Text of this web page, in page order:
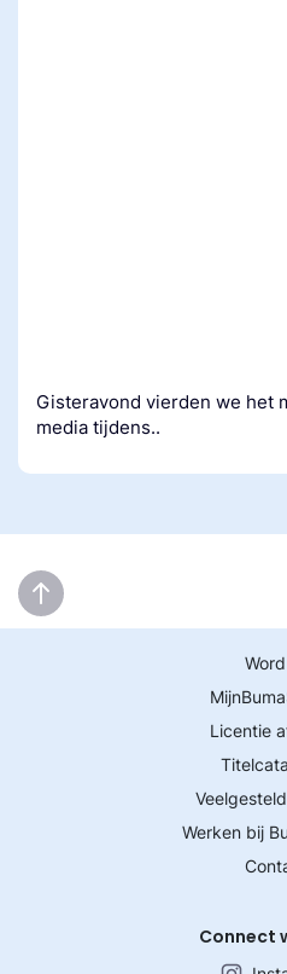
Gisteravond vierden we het
media tijdens..
Licentie
Werken bij
Connect